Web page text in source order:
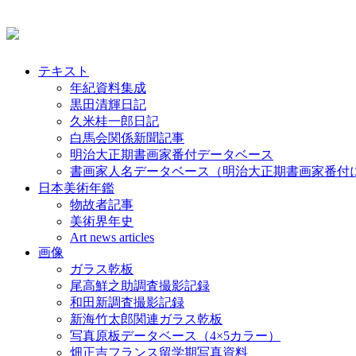
テキスト
年紀資料集成
黒田清輝日記
久米桂一郎日記
白馬会関係新聞記事
明治大正期書画家番付データベース
書画家人名データベース（明治大正期書画家番付
日本美術年鑑
物故者記事
美術界年史
Art news articles
画像
ガラス乾板
尾高鮮之助調査撮影記録
和田新調査撮影記録
新海竹太郎関連ガラス乾板
写真原板データベース（4×5カラー）
畑正吉フランス留学期写真資料